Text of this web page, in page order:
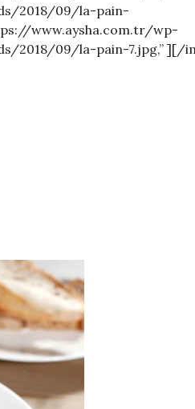
2018/09/la-pain-
www.aysha.com.tr/wp-
2018/09/la-pain-7.jpg,” ][/